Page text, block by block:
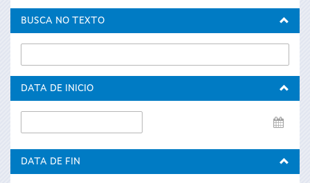
BUSCA NO TEXTO
DATA DE INICIO
de
DATA DE FIN